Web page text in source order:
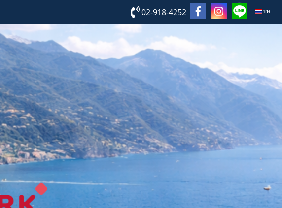
02-918-4252 TH